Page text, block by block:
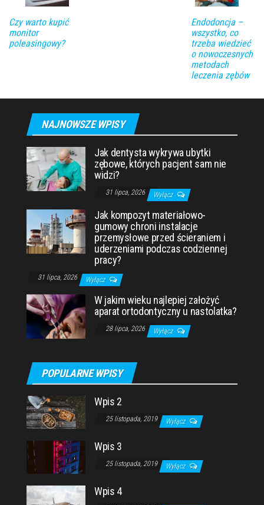
Czy warto kupić
monitor
poleasingowy?
Endodoncja –
wszystko, co
trzeba wiedzieć
o nowoczesnych
metodach
leczenia zębów
NAJNOWSZE WPISY
Jak dentysta wykrywa ubytki
zębowe, których pacjent sam nie
widzi?
31 lipca, 2026 Wyłącz
Jak kompozyt materiałowo-
gumowy chroni instalacje
przemysłowe przed ścieraniem i
uderzeniami podczas codziennej
pracy?
31 lipca, 2026 Wyłącz
W jakim wieku najlepiej założyć
aparat ortodontyczny u nastolatka?
28 lipca, 2026 Wyłącz
POPULARNE WPISY
Wpis 2
25 listopada, 2019 Wyłącz
Wpis 3
25 listopada, 2019 Wyłącz
Wpis 4